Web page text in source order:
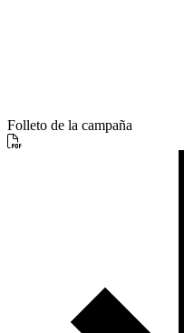
Folleto de la campaña